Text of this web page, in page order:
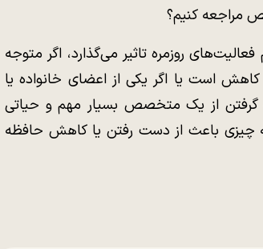
مراجعه کنیم؟
روزمره تاثیر می‌گذارد، اگر متوجه
است یا اگر یکی از اعضای خانواده یا
گرفتن از یک متخصص بسیار مهم و حیاتی
چیزی باعث از دست رفتن یا کاهش حافظه